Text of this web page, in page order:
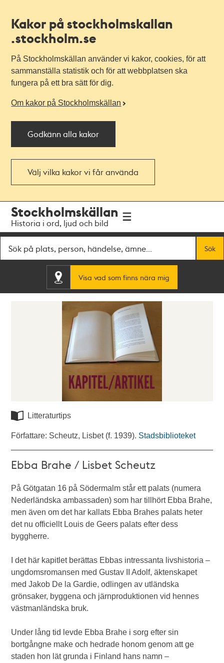
Kakor på stockholmskallan
.stockholm.se
På Stockholmskällan använder vi kakor, cookies, för att
sammanställa statistik och för att webbplatsen ska
fungera på ett bra sätt för dig.
Om kakor på Stockholmskällan
Godkänn alla kakor
Välj vilka kakor vi får använda
navigationen
huvudinnehållet
Stockholmskällan
Historia i ord, ljud och bild
Sök
Visa vad som finns nära mig
Litteraturtips
Författare: Scheutz, Lisbet (f. 1939). Stadsbiblioteket
Ebba Brahe / Lisbet Scheutz
På Götgatan 16 på Södermalm står ett palats (numera
Nederländska ambassaden) som har tillhört Ebba Brahe,
men även om det har kallats Ebba Brahes palats heter
det nu officiellt Louis de Geers palats efter dess
byggherre.
I det här kapitlet berättas Ebbas intressanta livshistoria –
ungdomsromansen med Gustav II Adolf, äktenskapet
med Jakob De la Gardie, odlingen av utländska
grönsaker, byggena och järnproduktionen vid hennes
västmanländska bruk.
Under lång tid levde Ebba Brahe i sorg efter sin
bortgångne make och hedrade honom genom att ge
staden hon lät grunda i Finland hans namn –